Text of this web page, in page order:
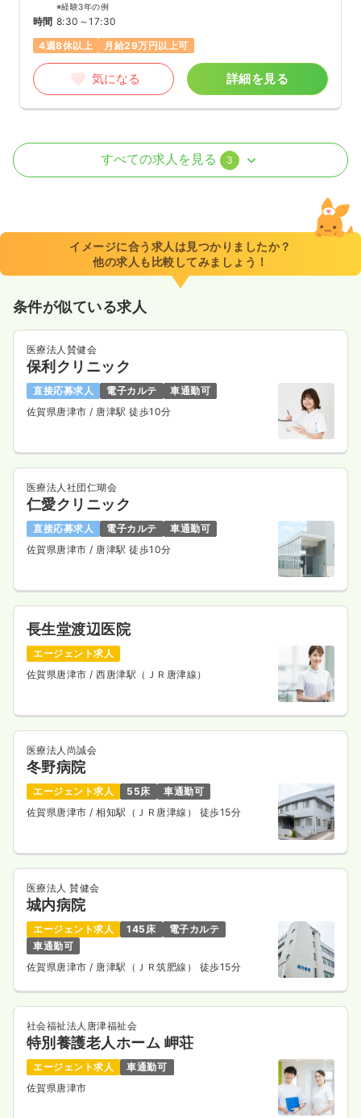
※経験3年の例
時間 8:30～17:30
4週8休以上
月給29万円以上可
気になる 詳細を見る
外来 正・准看護師
8:30～17:30
時給1,300円以上可
気になる
訪問看護 正看護師
日勤のみ（常勤） 一時募集休止
※一例
時間 8:30～17:30
土日休み
月給28万円以上可
気になる 詳細を見る
日勤のみ（パート） 一時募集休止
時給 1,200〜1,700
時間 8:30～17:30
土日休み
時給1,700円以上可
詳細を見る
すべての求人を見る 3
イメージに合う求人は見つかりましたか？
他の求人も比較してみましょう！
条件が似ている求人
医療法人賛健会
保利クリニック
直接応募求人 電子カルテ
車通勤可
佐賀県唐津市/ 唐津駅 徒歩10分
医療法人社団仁瑚会
仁愛クリニック
直接応募求人 電子カルテ
車通勤可
佐賀県唐津市/ 唐津駅 徒歩10分
長生堂渡辺医院
エージェント求人
佐賀県唐津市/ 西唐津駅（ＪＲ唐津線）
医療法人尚誠会
冬野病院
エージェント求人 55床
車通勤可
佐賀県唐津市/ 相知駅（ＪＲ唐津線） 徒歩15分
医療法人 賛健会
城内病院
エージェント求人 145床
電子カルテ
車通勤可
佐賀県唐津市 / 唐津駅（ＪＲ筑肥線） 徒歩15分
社会福祉法人唐津福祉会
特別養護老人ホーム 岬荘
エージェント求人
車通勤可
佐賀県唐津市